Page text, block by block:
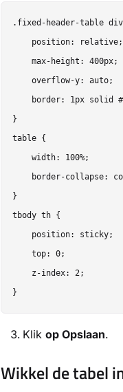
.fixed-header-table
position: relative;
max-height: 400px;
overflow-y: auto;
border: 1px solid
}
table {
width: 100%;
border-collapse:
}
tbody th {
position: sticky;
top: 0;
z-index: 2;
Klik op Opslaan.
Wikkel de tabel